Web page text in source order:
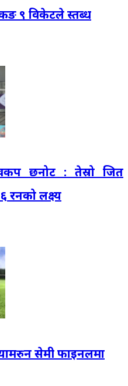
९ विकेटले स्तब्ध
छनोट : तेस्रो जित
रनको लक्ष्य
सेमी फाइनलमा